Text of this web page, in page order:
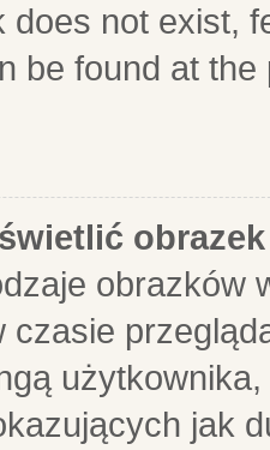
does not exist,
be found at
obrazków
czasie
jak